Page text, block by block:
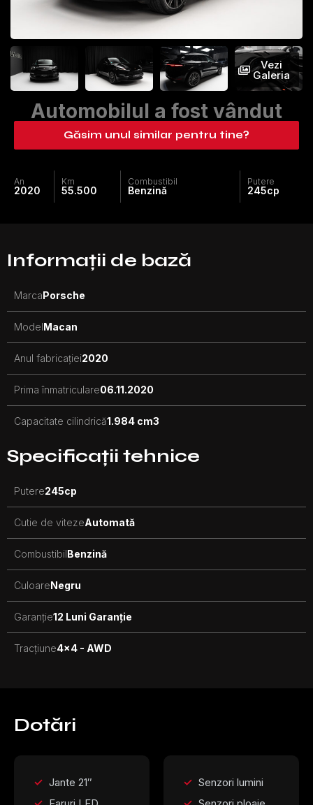
Vezi
Galeria
Automobilul a fost vândut
Găsim unul similar pentru tine?
An
2020
Km
55.500
Combustibil
Benzină
Putere
245cp
Informații de bază
MarcaPorsche
ModelMacan
Anul fabricației2020
Prima înmatriculare06.11.2020
Capacitate cilindrică1.984 cm3
Specificații tehnice
Putere245cp
Cutie de vitezeAutomată
CombustibilBenzină
CuloareNegru
Garanție12 Luni Garanție
Tracțiune4x4 - AWD
Dotări
Jante 21″
Senzori lumini